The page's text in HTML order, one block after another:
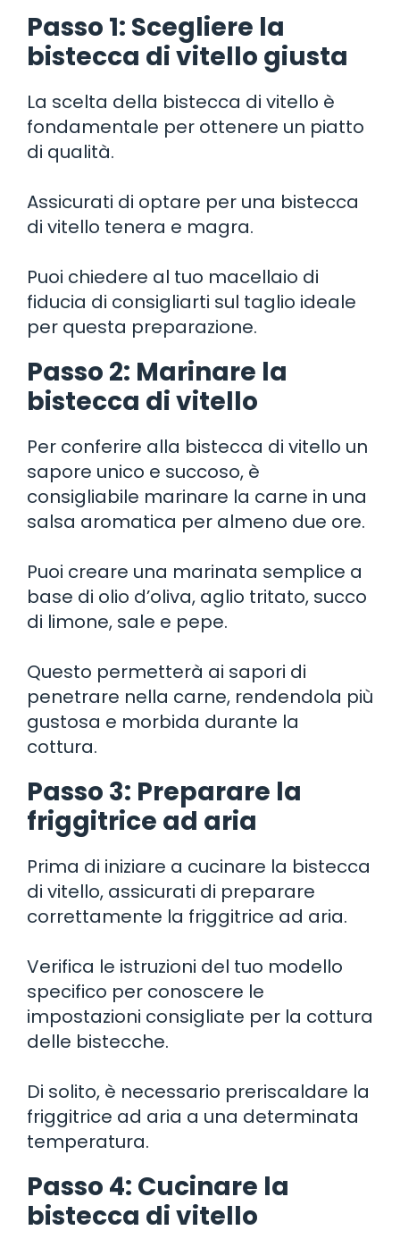
Passo 1: Scegliere la
bistecca di vitello giusta
La scelta della bistecca di vitello è
fondamentale per ottenere un piatto
di qualità.
Assicurati di optare per una bistecca
di vitello tenera e magra.
Puoi chiedere al tuo macellaio di
fiducia di consigliarti sul taglio ideale
per questa preparazione.
Passo 2: Marinare la
bistecca di vitello
Per conferire alla bistecca di vitello un
sapore unico e succoso, è
consigliabile marinare la carne in una
salsa aromatica per almeno due ore.
Puoi creare una marinata semplice a
base di olio d’oliva, aglio tritato, succo
di limone, sale e pepe.
Questo permetterà ai sapori di
penetrare nella carne, rendendola più
gustosa e morbida durante la
cottura.
Passo 3: Preparare la
friggitrice ad aria
Prima di iniziare a cucinare la bistecca
di vitello, assicurati di preparare
correttamente la friggitrice ad aria.
Verifica le istruzioni del tuo modello
specifico per conoscere le
impostazioni consigliate per la cottura
delle bistecche.
Di solito, è necessario preriscaldare la
friggitrice ad aria a una determinata
temperatura.
Passo 4: Cucinare la
bistecca di vitello